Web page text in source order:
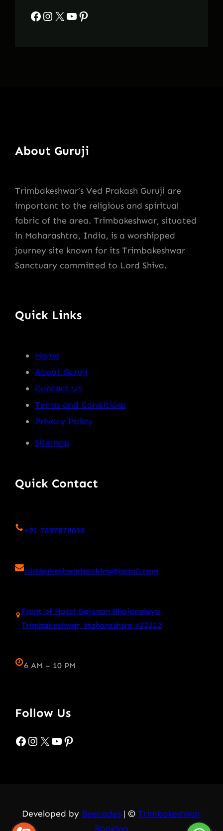
Facebook Instagram X YouTube Pinterest
About Guruji
Trimbakeshwar’s Ved Prakash Guruji are
important to the religious and spiritual
fabric of the area. Trimbakeshwar, situated
in Maharashtra, India, is a worshipped
journey site known for its Trimbakeshwar
Sanctuary committed to Lord Shiva.
Quick Links
Home
About Guruji
Contact Us
Terms and Conditions
Privacy Policy
Sitemap
Quick Contact
+91 7887878018
trimbakeshwarbooking@gmail.com
Front of Hotel Gajanan Bhojanalaya,
Trimbakeshwar, Maharashtra 422212
6 AM – 10 PM
Follow Us
Facebook Instagram X YouTube Pinterest
Developed by Beecodes | © Trimbakeshwar
Booking